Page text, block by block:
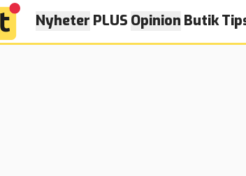
Nyheter PLUS Opinion Butik